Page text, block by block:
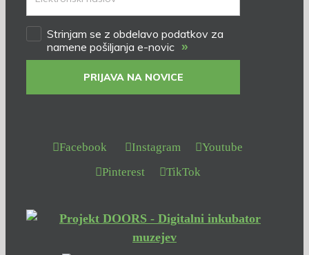
Strinjam se z obdelavo podatkov za
namene pošiljanja e-novic »
PRIJAVA NA NOVICE
Facebook Instagram
Youtube
Pinterest
TikTok